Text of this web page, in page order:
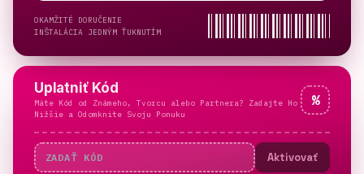
OKAMŽITÉ DORUČENIE
INŠTALÁCIA JEDNÝM ŤUKNUTÍM
Uplatniť Kód
Máte Kód od Známeho, Tvorcu alebo Partnera? Zadajte Ho
Nižšie a Odomknite Svoju Ponuku
%
Aktivovať